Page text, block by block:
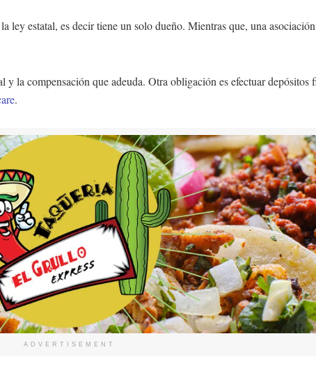
ley estatal, es decir tiene un solo dueño. Mientras que, una
la compensación que adeuda. Otra obligación es efectuar depósitos
.
ADVERTISEMENT